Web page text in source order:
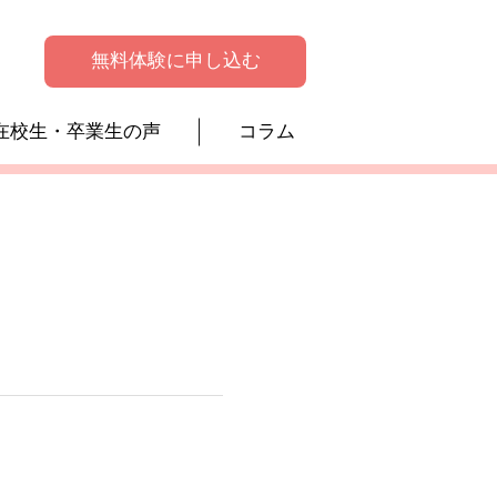
無料体験に申し込む
校生・卒業生の声 コラム